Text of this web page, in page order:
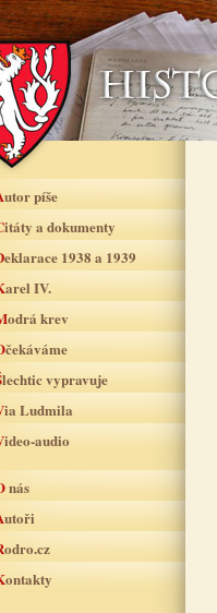
Autor píše
Citáty a dokumenty
Deklarace 1938 a 1939
Karel IV.
Modrá krev
Očekáváme
Šlechtic vypravuje
Via Ludmila
Video-audio
O nás
Autoři
Rodro.cz
Kontakty